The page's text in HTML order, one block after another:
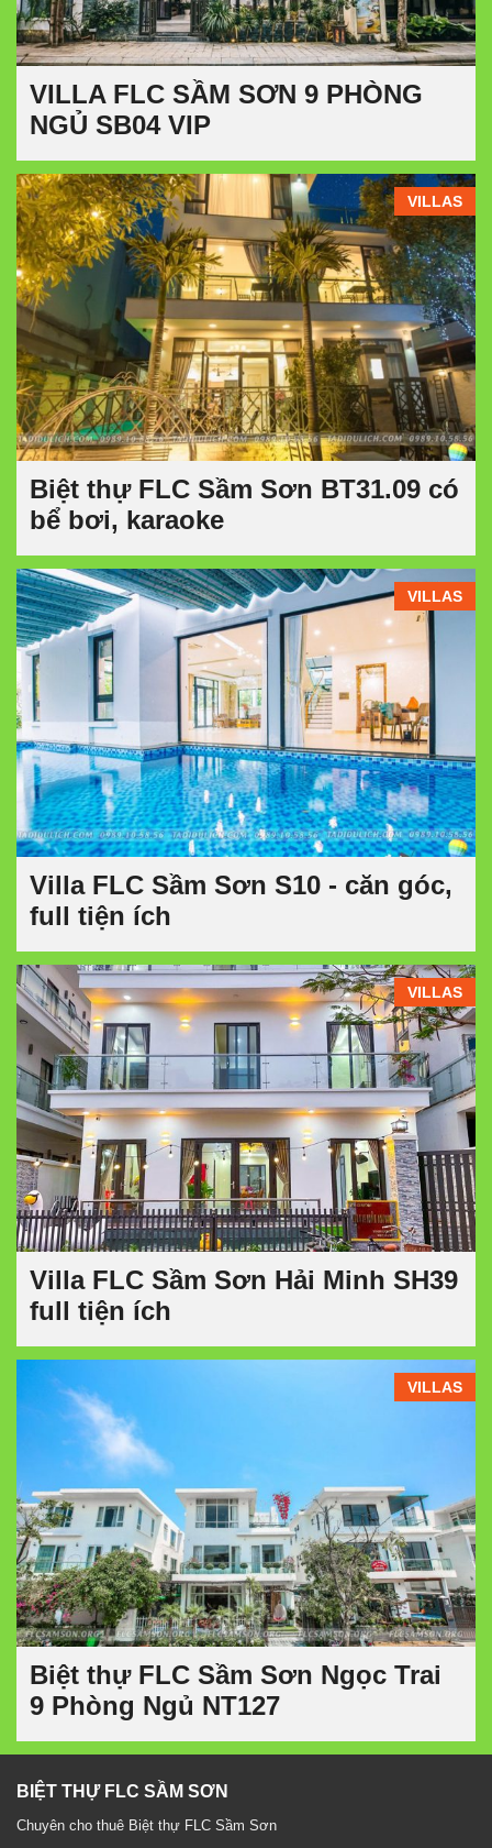
VILLA FLC SẦM SƠN 9 PHÒNG
NGỦ SB04 VIP
VILLAS
Biệt thự FLC Sầm Sơn BT31.09 có
bể bơi, karaoke
VILLAS
Villa FLC Sầm Sơn S10 - căn góc,
full tiện ích
VILLAS
Villa FLC Sầm Sơn Hải Minh SH39
full tiện ích
VILLAS
Biệt thự FLC Sầm Sơn Ngọc Trai
9 Phòng Ngủ NT127
BIỆT THỰ FLC SẦM SƠN
Chuyên cho thuê Biệt thự FLC Sầm Sơn